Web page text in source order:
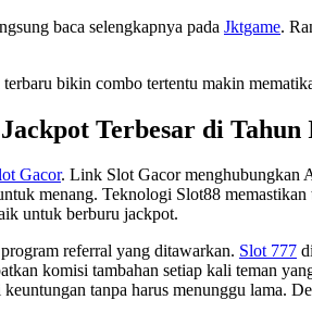
baca selengkapnya pada Jktgame.
terbaru bikin combo tertentu makin
Terbesar di Tahun
Gacor. Link Slot Gacor menghubungkan
menang. Teknologi Slot88
untuk berburu jackpot.
referral yang ditawarkan. Slot 777
komisi tambahan setiap kali teman
tanpa harus menunggu lama.